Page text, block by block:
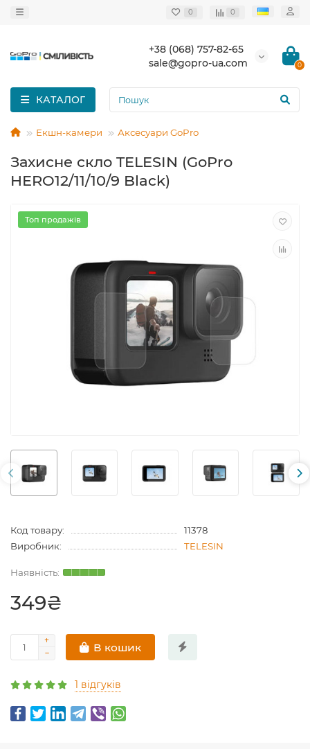
0 0
+38 (068) 757-82-65
sale@gopro-ua.com
0
КАТАЛОГ
Екшн-камери Аксесуари GoPro
Захисне скло TELESIN (GoPro
HERO12/11/10/9 Black)
Топ продажів
Код товару:
11378
Виробник:
TELESIN
349₴
В кошик
1 відгуків